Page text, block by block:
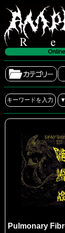
Pulmonary